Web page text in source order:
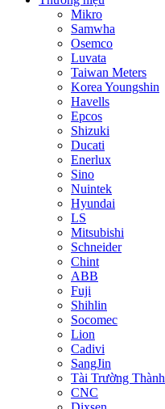
Mikro
Samwha
Osemco
Luvata
Taiwan Meters
Korea Youngshin
Havells
Epcos
Shizuki
Ducati
Enerlux
Sino
Nuintek
Hyundai
LS
Mitsubishi
Schneider
Chint
ABB
Fuji
Shihlin
Socomec
Lion
Cadivi
SangJin
Tài Trường Thành
CNC